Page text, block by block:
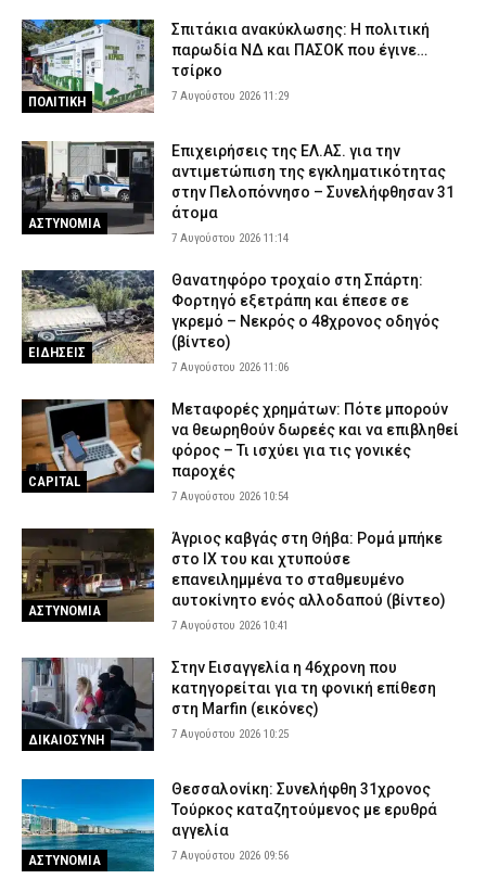
ΠΟΛΙΤΙΚΗ
Σπιτάκια ανακύκλωσης: Η πολιτική
παρωδία ΝΔ και ΠΑΣΟΚ που έγινε…
τσίρκο
7 Αυγούστου 2026 11:29
ΑΣΤΥΝΟΜΙΑ
Επιχειρήσεις της ΕΛ.ΑΣ. για την
αντιμετώπιση της εγκληματικότητας
στην Πελοπόννησο – Συνελήφθησαν 31
άτομα
7 Αυγούστου 2026 11:14
ΕΙΔΗΣΕΙΣ
Θανατηφόρο τροχαίο στη Σπάρτη:
Φορτηγό εξετράπη και έπεσε σε
γκρεμό – Νεκρός ο 48χρονος οδηγός
(βίντεο)
7 Αυγούστου 2026 11:06
CAPITAL
Μεταφορές χρημάτων: Πότε μπορούν
να θεωρηθούν δωρεές και να επιβληθεί
φόρος – Τι ισχύει για τις γονικές
παροχές
7 Αυγούστου 2026 10:54
ΑΣΤΥΝΟΜΙΑ
Άγριος καβγάς στη Θήβα: Ρομά μπήκε
στο ΙΧ του και χτυπούσε
επανειλημμένα το σταθμευμένο
αυτοκίνητο ενός αλλοδαπού (βίντεο)
7 Αυγούστου 2026 10:41
ΔΙΚΑΙΟΣΥΝΗ
Στην Εισαγγελία η 46χρονη που
κατηγορείται για τη φονική επίθεση
στη Marfin (εικόνες)
7 Αυγούστου 2026 10:25
ΑΣΤΥΝΟΜΙΑ
Θεσσαλονίκη: Συνελήφθη 31χρονος
Τούρκος καταζητούμενος με ερυθρά
αγγελία
7 Αυγούστου 2026 09:56